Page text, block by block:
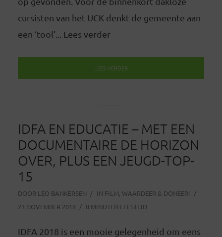
cursisten van het UCK denkt de gemeente aan
een ‘tool’... Lees verder
LEES VERDER
IDFA EN EDUCATIE – MET EEN
DOCUMENTAIRE DE HORIZON
OVER, PLUS EEN JEUGD-TOP-
15
DOOR LEO BANKERSEN IN FILM, WAARDEER & DONEER!
23 NOVEMBER 2018
8 MINUTEN LEESTIJD
IDFA 2018 is een mooie gelegenheid om eens